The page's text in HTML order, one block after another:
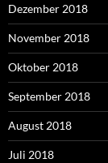
Dezember 2018
November 2018
Oktober 2018
September 2018
August 2018
Juli 2018